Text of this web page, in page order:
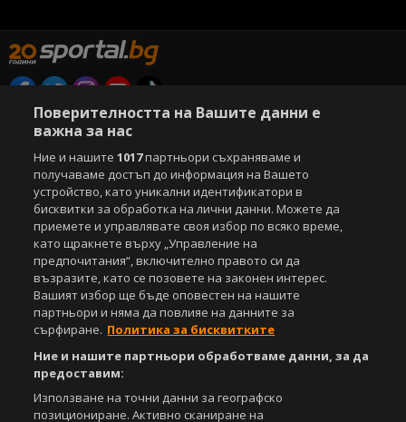
Copyright © 2007-2026 Агенция Спортал. Всички права запазени.
Този уебсайт е собственост на
За нас Екип За рекламa
Общи условия
Етични правила на НСС
Лични данни
Управление на предпочитания
Съдържанието на този уеб сайт и технологиите, използвани в него, са
под закрила на Закона за авторското право и сродните му права.
Всички статии, репортажи, интервюта и други текстови, графични и
видео материали, публикувани в сайта, са собственост на Агенция
Спортал, освен ако изрично е посочено друго. Допуска се
публикуване на текстови материали само след писмено съгласие на
www.sportal.bg. Използването на графични и видео материали,
публикувани в сайта, е строго забранено. Нарушителите ще бъдат
санкционирани с цялата строгост на закона.
Поверителността на Вашите данни е
важна за нас
Ние и нашите1017партньори съхраняваме и
получаваме достъп до информация на Вашето
устройство, като уникални идентификатори в
бисквитки за обработка на лични данни. Можете да
приемете и управлявате своя избор по всяко време,
като щракнете върху „Управление на
предпочитания“, включително правото си да
възразите, като се позовете на законен интерес.
Вашият избор ще бъде оповестен на нашите
партньори и няма да повлияе на данните за
сърфиране. Политика за бисквитките
Ние и нашите партньори обработваме данни, за да
предоставим:
Използване на точни данни за географско
позициониране. Активно сканиране на